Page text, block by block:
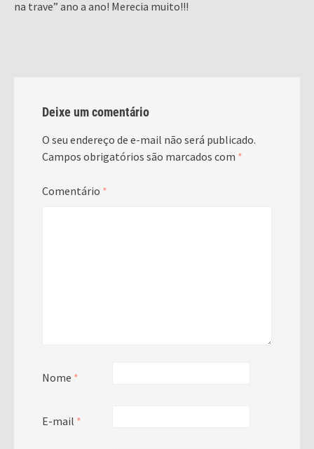
na trave” ano a ano! Merecia muito!!!
Deixe um comentário
O seu endereço de e-mail não será publicado.
Campos obrigatórios são marcados com *
Comentário *
Nome *
E-mail *